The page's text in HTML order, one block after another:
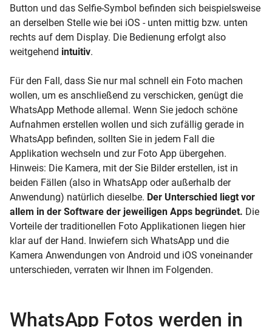
Button und das Selfie-Symbol befinden sich beispielsweise
an derselben Stelle wie bei iOS - unten mittig bzw. unten
rechts auf dem Display. Die Bedienung erfolgt also
weitgehend intuitiv.
Für den Fall, dass Sie nur mal schnell ein Foto machen
wollen, um es anschließend zu verschicken, genügt die
WhatsApp Methode allemal. Wenn Sie jedoch schöne
Aufnahmen erstellen wollen und sich zufällig gerade in
WhatsApp befinden, sollten Sie in jedem Fall die
Applikation wechseln und zur Foto App übergehen.
Hinweis: Die Kamera, mit der Sie Bilder erstellen, ist in
beiden Fällen (also in WhatsApp oder außerhalb der
Anwendung) natürlich dieselbe. Der Unterschied liegt vor
allem in der Software der jeweiligen Apps begründet. Die
Vorteile der traditionellen Foto Applikationen liegen hier
klar auf der Hand. Inwiefern sich WhatsApp und die
Kamera Anwendungen von Android und iOS voneinander
unterschieden, verraten wir Ihnen im Folgenden.
WhatsApp Fotos werden in